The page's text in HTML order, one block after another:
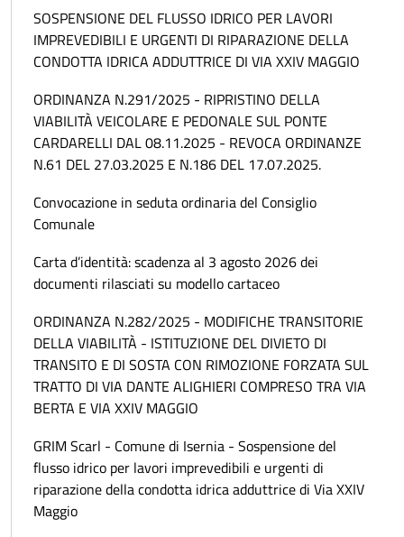
SOSPENSIONE DEL FLUSSO IDRICO PER LAVORI
IMPREVEDIBILI E URGENTI DI RIPARAZIONE DELLA
CONDOTTA IDRICA ADDUTTRICE DI VIA XXIV MAGGIO
ORDINANZA N.291/2025 - RIPRISTINO DELLA
VIABILITÀ VEICOLARE E PEDONALE SUL PONTE
CARDARELLI DAL 08.11.2025 - REVOCA ORDINANZE
N.61 DEL 27.03.2025 E N.186 DEL 17.07.2025.
Convocazione in seduta ordinaria del Consiglio
Comunale
Carta d’identità: scadenza al 3 agosto 2026 dei
documenti rilasciati su modello cartaceo
ORDINANZA N.282/2025 - MODIFICHE TRANSITORIE
DELLA VIABILITÀ - ISTITUZIONE DEL DIVIETO DI
TRANSITO E DI SOSTA CON RIMOZIONE FORZATA SUL
TRATTO DI VIA DANTE ALIGHIERI COMPRESO TRA VIA
BERTA E VIA XXIV MAGGIO
GRIM Scarl - Comune di Isernia - Sospensione del
flusso idrico per lavori imprevedibili e urgenti di
riparazione della condotta idrica adduttrice di Via XXIV
Maggio